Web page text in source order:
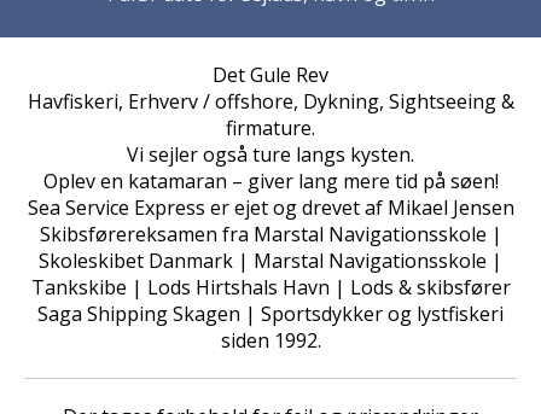
Det Gule Rev
Havfiskeri, Erhverv / offshore, Dykning, Sightseeing &
firmature.
Vi sejler også ture langs kysten.
Oplev en katamaran – giver lang mere tid på søen!
Sea Service Express er ejet og drevet af Mikael Jensen
Skibsførereksamen fra Marstal Navigationsskole |
Skoleskibet Danmark | Marstal Navigationsskole |
Tankskibe | Lods Hirtshals Havn | Lods & skibsfører
Saga Shipping Skagen | Sportsdykker og lystfiskeri
siden 1992.